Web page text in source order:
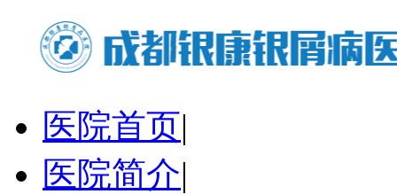
医院首页|
医院简介|